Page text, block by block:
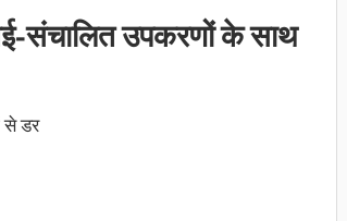
संचालित उपकरणों के साथ
से डर